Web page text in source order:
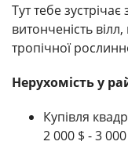
Тут тебе
витонченість
тропічної
Нерухомість у
Купівля
2 000 $ - 3